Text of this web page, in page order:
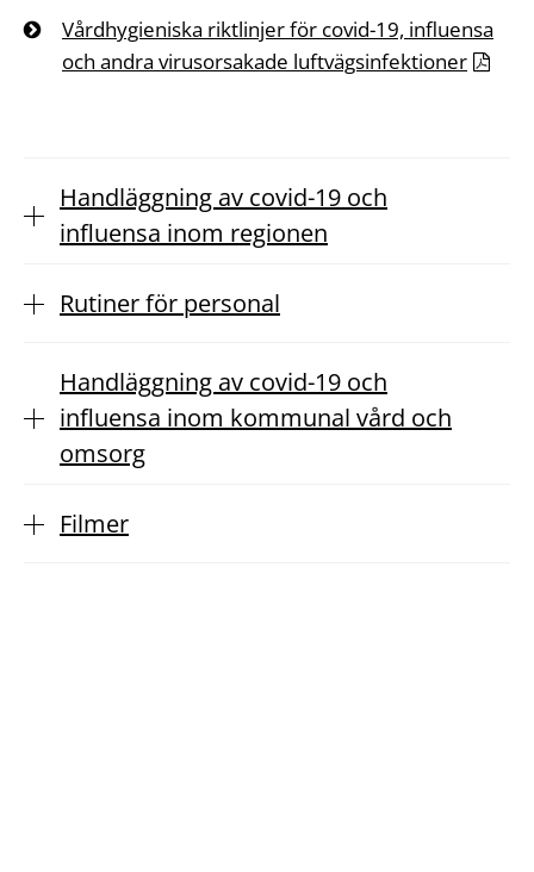
Vårdhygieniska riktlinjer för covid-19, influensa
och andra virusorsakade luftvägsinfektioner
Handläggning av covid-19 och
influensa inom regionen
Rutiner för personal
Handläggning av covid-19 och
influensa inom kommunal vård och
omsorg
Filmer